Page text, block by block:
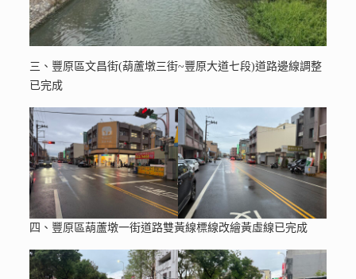
三、豐原區文昌街(葫蘆墩三街~豐原大道七段)道路邊線調整
已完成
四、豐原區葫蘆墩一街道路雙黃線標線改繪黃虛線已完成